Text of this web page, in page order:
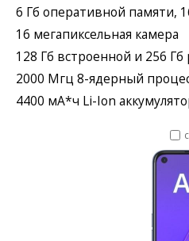
6 Гб оперативной памяти,
16 мегапиксельная камера
128 Гб встроенной и 256
2000 Мгц 8-ядерный
4400 мА*ч Li-Ion